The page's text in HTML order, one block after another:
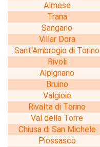
Almese
Trana
Sangano
Villar Dora
Sant'Ambrogio di Torino
Rivoli
Alpignano
Bruino
Valgioie
Rivalta di Torino
Val della Torre
Chiusa di San Michele
Piossasco